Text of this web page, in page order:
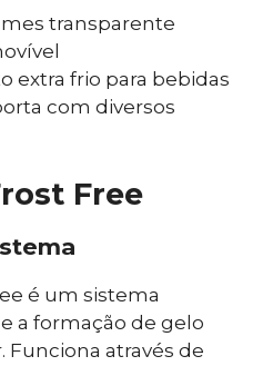
transparente
extra frio para bebidas
com diversos
Free
é um sistema
a formação de gelo
Funciona através de